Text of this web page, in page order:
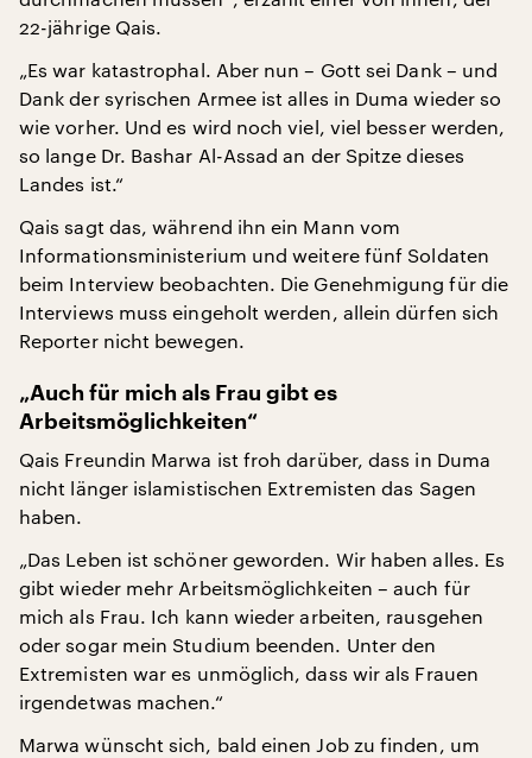
22-jährige Qais.
„Es war katastrophal. Aber nun – Gott sei Dank – und
Dank der syrischen Armee ist alles in Duma wieder so
wie vorher. Und es wird noch viel, viel besser werden,
so lange Dr. Bashar Al-Assad an der Spitze dieses
Landes ist.“
Qais sagt das, während ihn ein Mann vom
Informationsministerium und weitere fünf Soldaten
beim Interview beobachten. Die Genehmigung für die
Interviews muss eingeholt werden, allein dürfen sich
Reporter nicht bewegen.
„Auch für mich als Frau gibt es
Arbeitsmöglichkeiten“
Qais Freundin Marwa ist froh darüber, dass in Duma
nicht länger islamistischen Extremisten das Sagen
haben.
„Das Leben ist schöner geworden. Wir haben alles. Es
gibt wieder mehr Arbeitsmöglichkeiten – auch für
mich als Frau. Ich kann wieder arbeiten, rausgehen
oder sogar mein Studium beenden. Unter den
Extremisten war es unmöglich, dass wir als Frauen
irgendetwas machen.“
Marwa wünscht sich, bald einen Job zu finden, um